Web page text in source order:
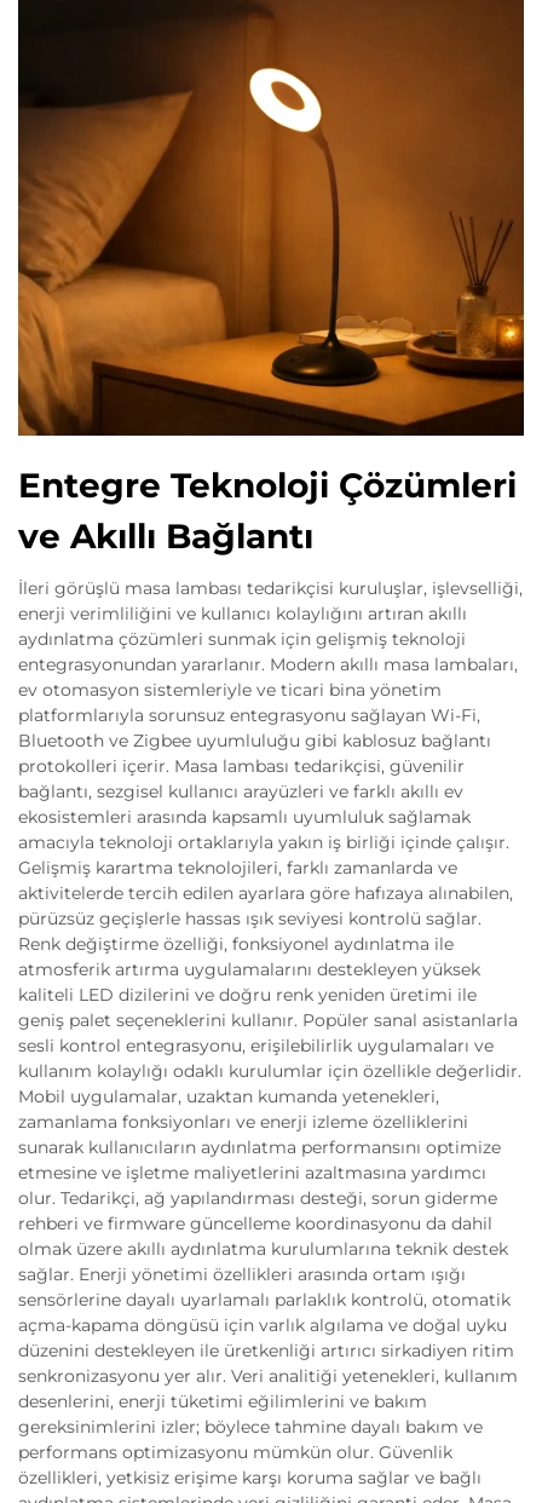
Entegre Teknoloji Çözümleri
ve Akıllı Bağlantı
İleri görüşlü masa lambası tedarikçisi kuruluşlar, işlevselliği,
enerji verimliliğini ve kullanıcı kolaylığını artıran akıllı
aydınlatma çözümleri sunmak için gelişmiş teknoloji
entegrasyonundan yararlanır. Modern akıllı masa lambaları,
ev otomasyon sistemleriyle ve ticari bina yönetim
platformlarıyla sorunsuz entegrasyonu sağlayan Wi-Fi,
Bluetooth ve Zigbee uyumluluğu gibi kablosuz bağlantı
protokolleri içerir. Masa lambası tedarikçisi, güvenilir
bağlantı, sezgisel kullanıcı arayüzleri ve farklı akıllı ev
ekosistemleri arasında kapsamlı uyumluluk sağlamak
amacıyla teknoloji ortaklarıyla yakın iş birliği içinde çalışır.
Gelişmiş karartma teknolojileri, farklı zamanlarda ve
aktivitelerde tercih edilen ayarlara göre hafızaya alınabilen,
pürüzsüz geçişlerle hassas ışık seviyesi kontrolü sağlar.
Renk değiştirme özelliği, fonksiyonel aydınlatma ile
atmosferik artırma uygulamalarını destekleyen yüksek
kaliteli LED dizilerini ve doğru renk yeniden üretimi ile
geniş palet seçeneklerini kullanır. Popüler sanal asistanlarla
sesli kontrol entegrasyonu, erişilebilirlik uygulamaları ve
kullanım kolaylığı odaklı kurulumlar için özellikle değerlidir.
Mobil uygulamalar, uzaktan kumanda yetenekleri,
zamanlama fonksiyonları ve enerji izleme özelliklerini
sunarak kullanıcıların aydınlatma performansını optimize
etmesine ve işletme maliyetlerini azaltmasına yardımcı
olur. Tedarikçi, ağ yapılandırması desteği, sorun giderme
rehberi ve firmware güncelleme koordinasyonu da dahil
olmak üzere akıllı aydınlatma kurulumlarına teknik destek
sağlar. Enerji yönetimi özellikleri arasında ortam ışığı
sensörlerine dayalı uyarlamalı parlaklık kontrolü, otomatik
açma-kapama döngüsü için varlık algılama ve doğal uyku
düzenini destekleyen ile üretkenliği artırıcı sirkadiyen ritim
senkronizasyonu yer alır. Veri analitiği yetenekleri, kullanım
desenlerini, enerji tüketimi eğilimlerini ve bakım
gereksinimlerini izler; böylece tahmine dayalı bakım ve
performans optimizasyonu mümkün olur. Güvenlik
özellikleri, yetkisiz erişime karşı koruma sağlar ve bağlı